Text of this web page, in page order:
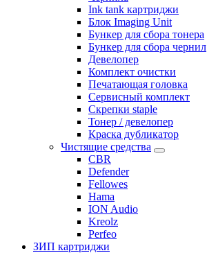
Ink tank картриджи
Блок Imaging Unit
Бункер для сбора тонера
Бункер для сбора чернил
Девелопер
Комплект очистки
Печатающая головка
Сервисный комплект
Скрепки staple
Тонер / девелопер
Краска дубликатор
Чистящие средства
CBR
Defender
Fellowes
Hama
ION Audio
Kreolz
Perfeo
ЗИП картриджи